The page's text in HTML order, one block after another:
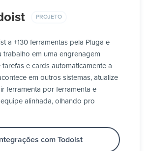
PROJETO
a +130 ferramentas pela Pluga e
trabalho em uma engrenagem
tarefas e cards automaticamente a
em outros sistemas, atualize
ferramenta por ferramenta e
alinhada, olhando pro
Integrações com Todoist